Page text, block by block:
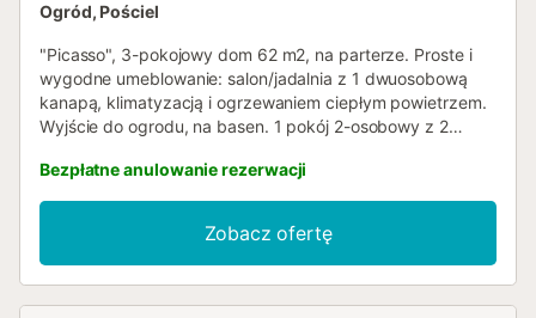
Ogród, Pościel
"Picasso", 3-pokojowy dom 62 m2, na parterze. Proste i
wygodne umeblowanie: salon/jadalnia z 1 dwuosobową
kanapą, klimatyzacją i ogrzewaniem ciepłym powietrzem.
Wyjście do ogrodu, na basen. 1 pokój 2-osobowy z 2
ogrzewaniem ciepłym powietrzem. 1 pokój 2-osobowy z 2
łóżkami (90 cm, o długości 190 cm), klimatyzacją i
ogrzewaniem ciepłym powietrzem. Otwarta kuchnia
(piekarnik, zmywarka do naczyń, 4 płyta indukcyjna,
toster, kuchenka mikrofalowa, zamrażarka, ekspres do
Bezpłatne anulowanie rezerwacji
Zobacz ofertę